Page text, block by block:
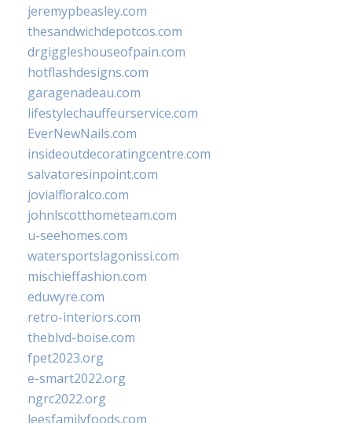
jeremypbeasley.com
thesandwichdepotcos.com
drgiggleshouseofpain.com
hotflashdesigns.com
garagenadeau.com
lifestylechauffeurservice.com
EverNewNails.com
insideoutdecoratingcentre.com
salvatoresinpoint.com
jovialfloralco.com
johnlscotthometeam.com
u-seehomes.com
watersportslagonissi.com
mischieffashion.com
eduwyre.com
retro-interiors.com
theblvd-boise.com
fpet2023.org
e-smart2022.org
ngrc2022.org
leesfamilyfoods.com